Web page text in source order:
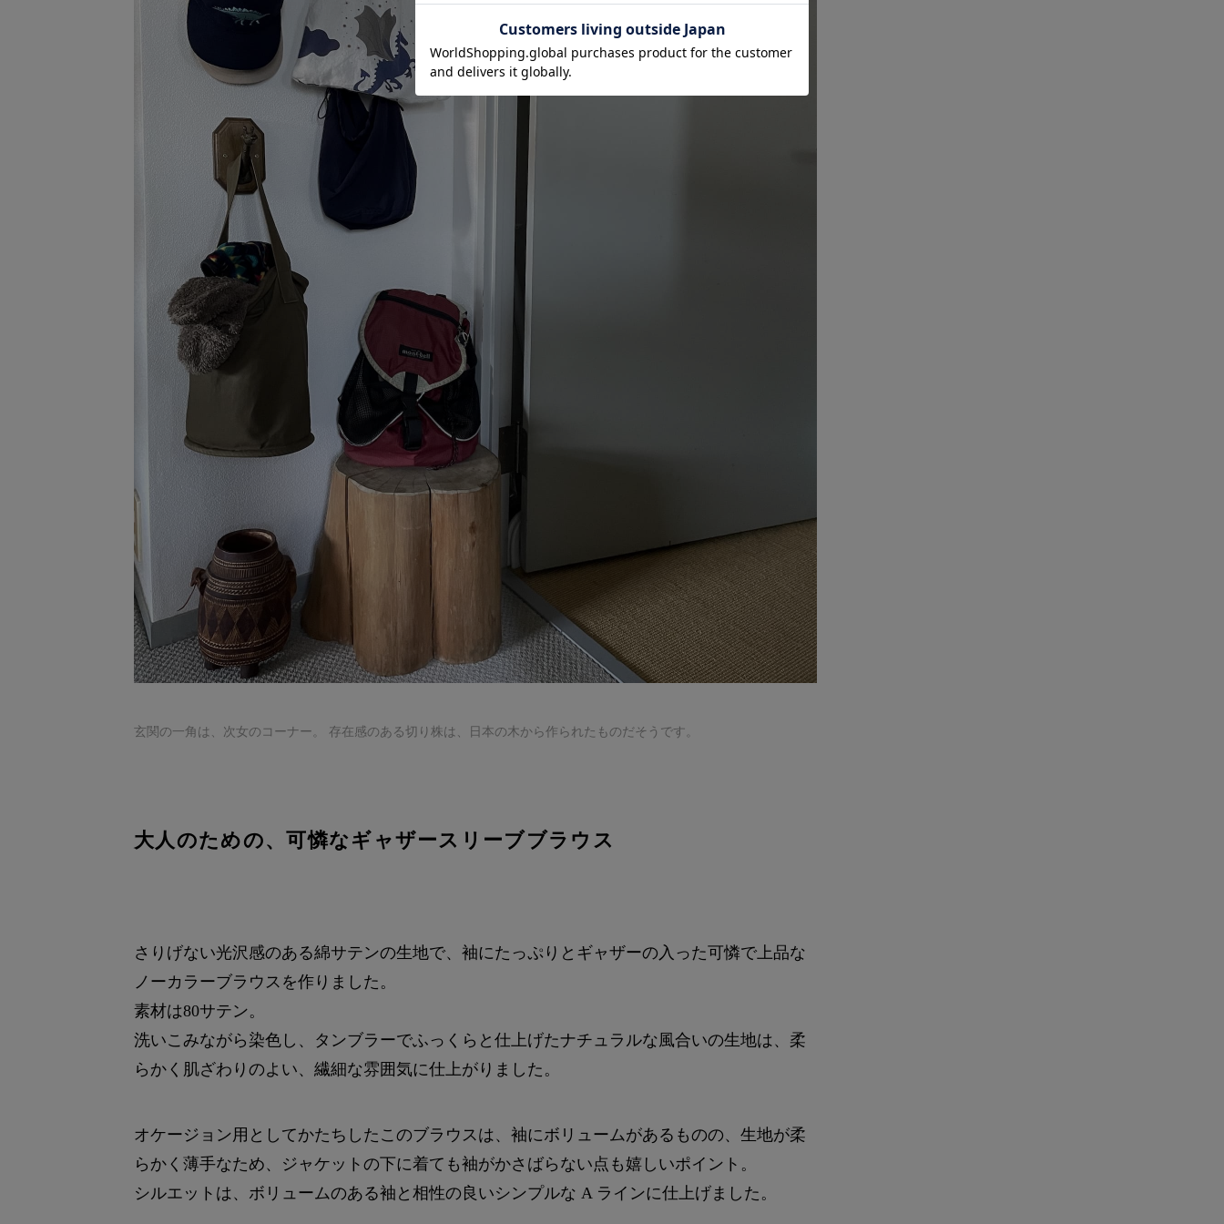
玄関の一角は、次女のコーナー。 存在感のある切り株は、日本の木から作られたものだそうです。
大人のための、可憐なギャザースリーブブラウス
さりげない光沢感のある綿サテンの生地で、袖にたっぷりとギャザーの入った可憐で上品な
ノーカラーブラウスを作りました。
素材は80サテン。
洗いこみながら染色し、タンブラーでふっくらと仕上げたナチュラルな風合いの生地は、柔
らかく肌ざわりのよい、繊細な雰囲気に仕上がりました。
オケージョン用としてかたちしたこのブラウスは、袖にボリュームがあるものの、生地が柔
らかく薄手なため、ジャケットの下に着ても袖がかさばらない点も嬉しいポイント。
シルエットは、ボリュームのある袖と相性の良いシンプルな A ラインに仕上げました。